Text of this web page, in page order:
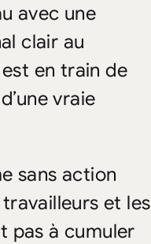
avec une
clair au
en train de
vraie
sans action
travailleurs et les
pas à cumuler